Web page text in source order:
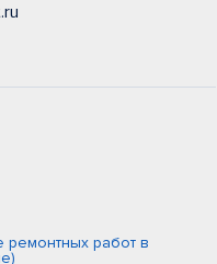
работ в